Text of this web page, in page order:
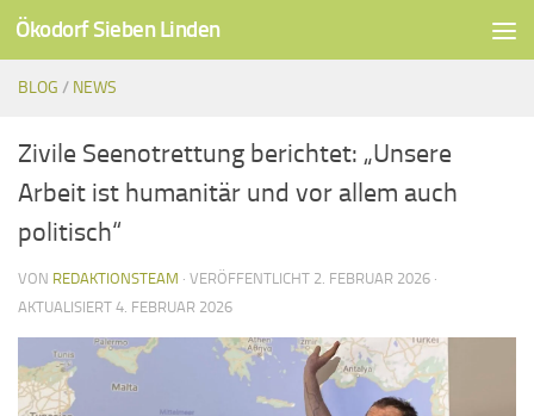
Unter dem Inhalt
Ökodorf Sieben Linden
BLOG / NEWS
Zivile Seenotrettung berichtet: „Unsere
Arbeit ist humanitär und vor allem auch
politisch“
VON REDAKTIONSTEAM · VERÖFFENTLICHT 2. FEBRUAR 2026 ·
AKTUALISIERT 4. FEBRUAR 2026